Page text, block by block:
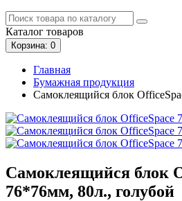
Каталог товаров
Корзина: 0
Главная
Бумажная продукция
Самоклеящийся блок
Самоклеящийся блок
76*76мм, 80л., голубой